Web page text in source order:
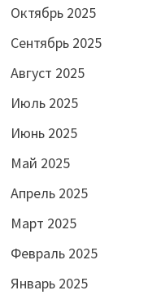
Октябрь 2025
Сентябрь 2025
Август 2025
Июль 2025
Июнь 2025
Май 2025
Апрель 2025
Март 2025
Февраль 2025
Январь 2025